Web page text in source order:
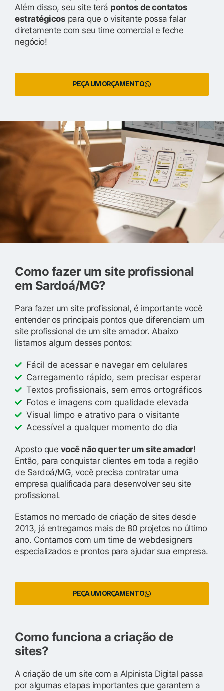
Além disso, seu site terá pontos de contatos
estratégicos para que o visitante possa falar
diretamente com seu time comercial e feche
negócio!
PEÇA UM ORÇAMENTO
Como fazer um site profissional
em Sardoá/MG?
Para fazer um site profissional, é importante você
entender os principais pontos que diferenciam um
site profissional de um site amador. Abaixo
listamos algum desses pontos:
Fácil de acessar e navegar em celulares
Carregamento rápido, sem precisar esperar
Textos profissionais, sem erros ortográficos
Fotos e imagens com qualidade elevada
Visual limpo e atrativo para o visitante
Acessível a qualquer momento do dia
Aposto que você não quer ter um site amador!
Então, para conquistar clientes em toda a região
de Sardoá/MG, você precisa contratar uma
empresa qualificada para desenvolver seu site
profissional.
Estamos no mercado de criação de sites desde
2013, já entregamos mais de 80 projetos no último
ano. Contamos com um time de webdesigners
especializados e prontos para ajudar sua empresa.
PEÇA UM ORÇAMENTO
Como funciona a criação de
sites?
A criação de um site com a Alpinista Digital passa
por algumas etapas importantes que garantem a